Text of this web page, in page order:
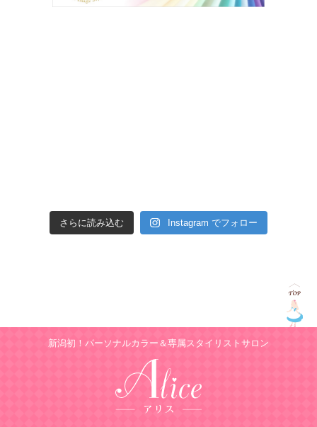
さらに読み込む Instagram でフォロー
新潟初！パーソナルカラー＆専属スタイリストサロン